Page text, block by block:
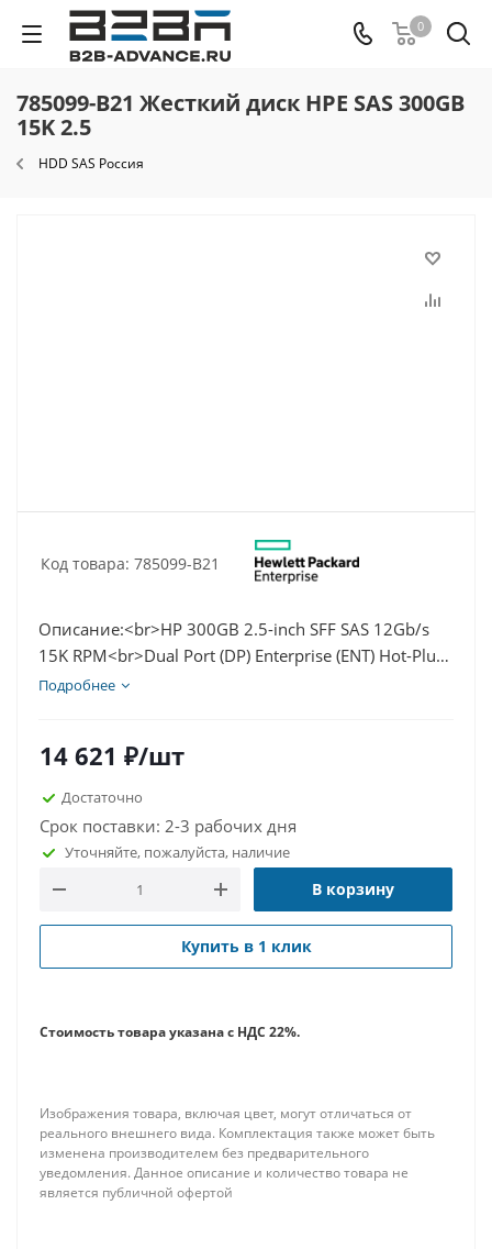
0
785099-B21 Жесткий диск HPE SAS 300GB
15K 2.5
HDD SAS Россия
Код товара: 785099-B21
Описание:<br>HP 300GB 2.5-inch SFF SAS 12Gb/s
15K RPM<br>Dual Port (DP) Enterprise (ENT) Hot-Plug
Hard Drive<br>In HP 2.5-inch SFF SAS Hot-Plug Hard
serial number and firmware<br>Genuine HP Hard
Drive<br><br>Part Number(s)<br>Option Part#
785099-B21<br>Spare Part# 785407-001<br>
<br>Обзор: <br>Последовательный интерфейс
SCSI (SAS) - это логическая эволюция SCSI,
сочетающая его давние преимущества
программного обеспечения с электрическим и
физическим подключением SAS. Поскольку
требования к корпоративным системам хранения
такие факторы, как большая емкость, большая
Подробнее
14 621 ₽/шт
Достаточно
Срок поставки: 2-3 рабочих дня
Уточняйте, пожалуйста, наличие
В корзину
Купить в 1 клик
Стоимость товара указана с НДС 22%.
Изображения товара, включая цвет, могут отличаться от
реального внешнего вида. Комплектация также может быть
изменена производителем без предварительного
уведомления. Данное описание и количество товара не
является публичной офертой